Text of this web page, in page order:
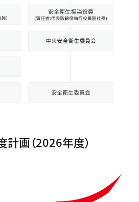
画（2026年度）